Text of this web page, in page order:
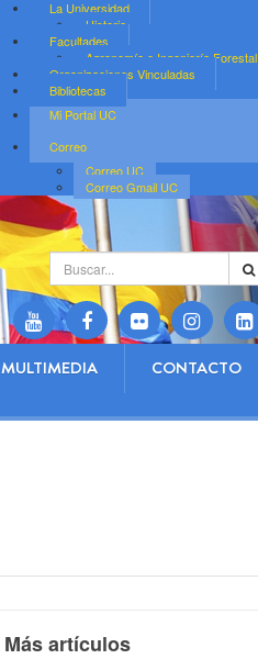
La Universidad
Historia
Facultades
Agronomía e Ingeniería Forestal
Organizaciones Vinculadas
Bibliotecas
Mi Portal UC
Correo
Correo UC
Correo Gmail UC
Buscar...
MULTIMEDIA CONTACTO
Más artículos